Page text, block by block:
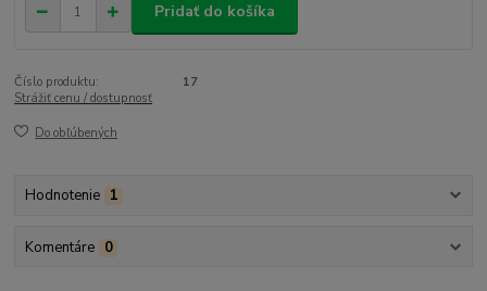
Pridať do košíka
Číslo produktu:
17
Strážiť cenu / dostupnosť
Do obľúbených
Hodnotenie 1
Komentáre 0